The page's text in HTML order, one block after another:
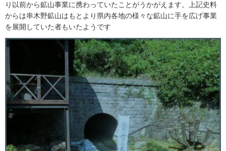
り以前から鉱山事業に携わっていたことがうかがえます。上記史料
からは串木野鉱山はもとより県内各地の様々な鉱山に手を広げ事業
を展開していた者もいたようです